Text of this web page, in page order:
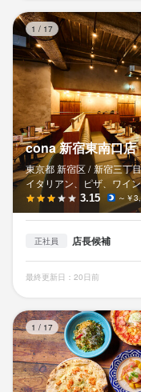
1 / 17
cona 新宿東南口店
東京都 新宿区 / 新宿三丁目
イタリアン、ピザ、ワイ
3.15 ～￥
正社員 店長候補
最終更新日：20日前
1 / 17